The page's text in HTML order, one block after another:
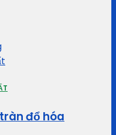
đổ hóa